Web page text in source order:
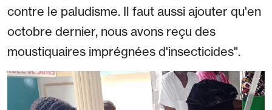
contre le paludisme. Il faut aussi ajouter qu'en
octobre dernier, nous avons reçu des
moustiquaires imprégnées d'insecticides".